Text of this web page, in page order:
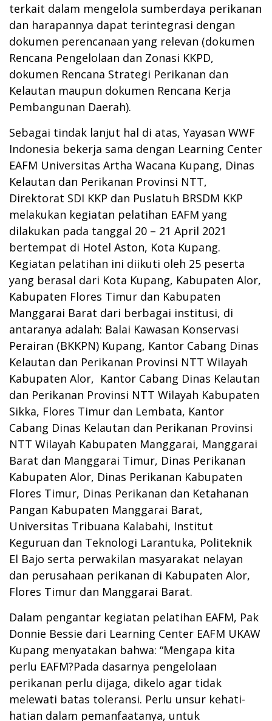
terkait dalam mengelola sumberdaya perikanan
dan harapannya dapat terintegrasi dengan
dokumen perencanaan yang relevan (dokumen
Rencana Pengelolaan dan Zonasi KKPD,
dokumen Rencana Strategi Perikanan dan
Kelautan maupun dokumen Rencana Kerja
Pembangunan Daerah).
Sebagai tindak lanjut hal di atas, Yayasan WWF
Indonesia bekerja sama dengan Learning Center
EAFM Universitas Artha Wacana Kupang, Dinas
Kelautan dan Perikanan Provinsi NTT,
Direktorat SDI KKP dan Puslatuh BRSDM KKP
melakukan kegiatan pelatihan EAFM yang
dilakukan pada tanggal 20 – 21 April 2021
bertempat di Hotel Aston, Kota Kupang.
Kegiatan pelatihan ini diikuti oleh 25 peserta
yang berasal dari Kota Kupang, Kabupaten Alor,
Kabupaten Flores Timur dan Kabupaten
Manggarai Barat dari berbagai institusi, di
antaranya adalah: Balai Kawasan Konservasi
Perairan (BKKPN) Kupang, Kantor Cabang Dinas
Kelautan dan Perikanan Provinsi NTT Wilayah
Kabupaten Alor, Kantor Cabang Dinas Kelautan
dan Perikanan Provinsi NTT Wilayah Kabupaten
Sikka, Flores Timur dan Lembata, Kantor
Cabang Dinas Kelautan dan Perikanan Provinsi
NTT Wilayah Kabupaten Manggarai, Manggarai
Barat dan Manggarai Timur, Dinas Perikanan
Kabupaten Alor, Dinas Perikanan Kabupaten
Flores Timur, Dinas Perikanan dan Ketahanan
Pangan Kabupaten Manggarai Barat,
Universitas Tribuana Kalabahi, Institut
Keguruan dan Teknologi Larantuka, Politeknik
El Bajo serta perwakilan masyarakat nelayan
dan perusahaan perikanan di Kabupaten Alor,
Flores Timur dan Manggarai Barat.
Dalam pengantar kegiatan pelatihan EAFM, Pak
Donnie Bessie dari Learning Center EAFM UKAW
Kupang menyatakan bahwa: “Mengapa kita
perlu EAFM?Pada dasarnya pengelolaan
perikanan perlu dijaga, dikelo agar tidak
melewati batas toleransi. Perlu unsur kehati-
hatian dalam pemanfaatanya, untuk